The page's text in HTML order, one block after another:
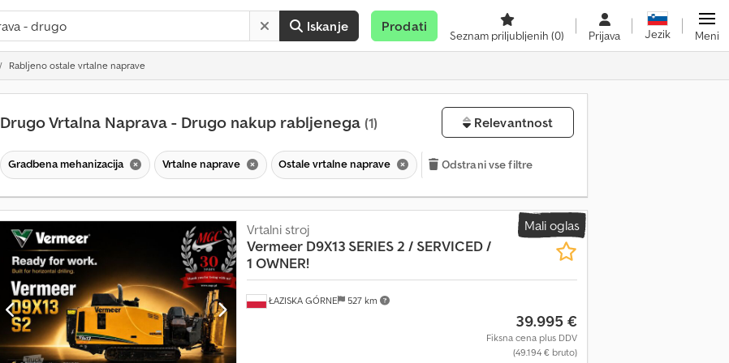
Iskanje Prodati
Seznam priljubljenih (0) Prijava Jezik Meni
Rabljeno ostale vrtalne naprave
Drugo Vrtalna Naprava - Drugo nakup rabljenega (1) Relevantnost
Gradbena mehanizacija Vrtalne naprave Ostale vrtalne naprave Odstrani vse filtre
Mali oglas
ŁAZISKA GÓRNE 527 km
Vrtalni stroj
Vermeer D9X13 SERIES 2 / SERVICED /
1 OWNER!
39.995 €
Fiksna cena plus DDV
(49.194 € bruto)